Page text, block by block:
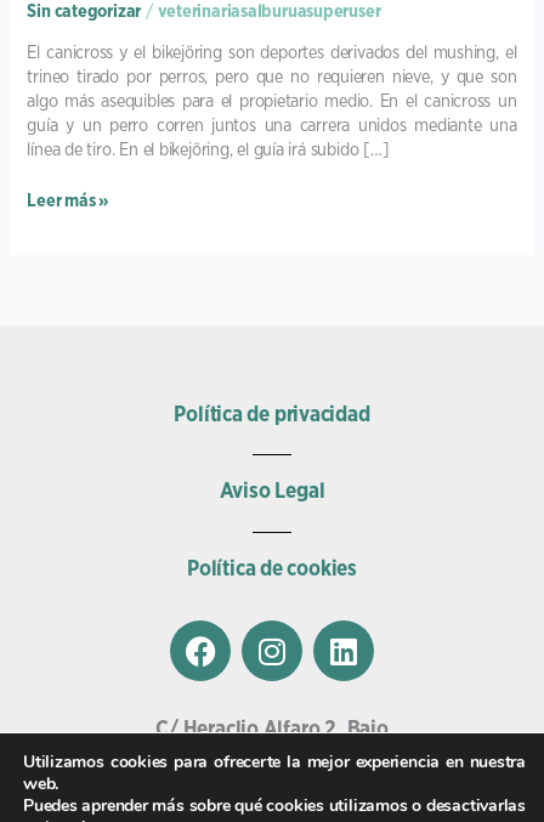
Sin categorizar / veterinariasalburuasuperuser
El canicross y el bikejöring son deportes derivados del mushing, el
trineo tirado por perros, pero que no requieren nieve, y que son
algo más asequibles para el propietario medio. En el canicross un
guía y un perro corren juntos una carrera unidos mediante una
línea de tiro. En el bikejöring, el guía irá subido […]
Leer más »
Política de privacidad
Aviso Legal
Política de cookies
F
a
e
b
I
n
t
a
L
i
k
e
C/ Heraclio Alfaro 2, Bajo
01002, Vitoria.
Email
Utilizamos cookies para ofrecerte la mejor experiencia en nuestra
web.
Puedes aprender más sobre qué cookies utilizamos o desactivarlas